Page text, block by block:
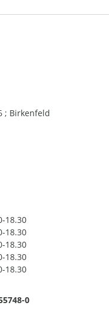
; Birkenfeld
18.30
18.30
18.30
18.30
18.30
0